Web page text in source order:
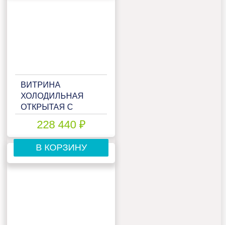
ВИТРИНА
ХОЛОДИЛЬНАЯ
ОТКРЫТАЯ С
АГРЕГАТОМ
МАРИХОЛОДМАШ
ВАЛЕНСИЯ
ВХСЛО-2,5
228 440 ₽
В КОРЗИНУ